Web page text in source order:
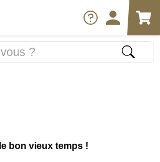
bon vieux temps !